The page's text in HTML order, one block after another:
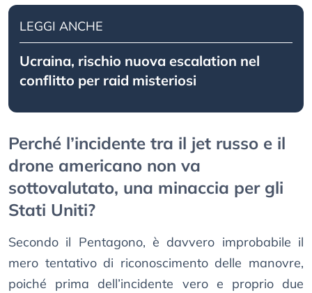
LEGGI ANCHE
Ucraina, rischio nuova escalation nel
conflitto per raid misteriosi
Perché l’incidente tra il jet russo e il
drone americano non va
sottovalutato, una minaccia per gli
Stati Uniti?
Secondo il Pentagono, è davvero improbabile il
mero tentativo di riconoscimento delle manovre,
poiché prima dell’incidente vero e proprio due